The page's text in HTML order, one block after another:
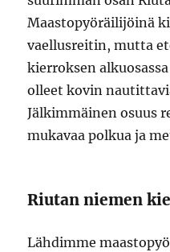
Maastopyöräilijöinä
vaellusreitin, mutta
kierroksen
olleet kovin
Jälkimmäinen osuus
mukavaa polkua ja
Riutan niemen
Lähdimme